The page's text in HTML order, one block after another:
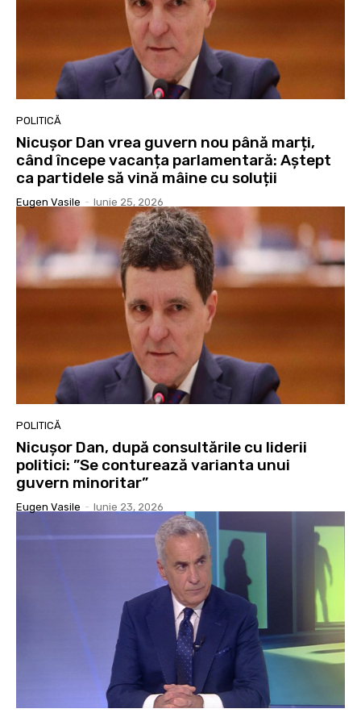
POLITICĂ
Nicușor Dan vrea guvern nou până marți,
când începe vacanța parlamentară: Aștept
ca partidele să vină mâine cu soluții
Eugen Vasile - Iunie 25, 2026
POLITICĂ
Nicușor Dan, după consultările cu liderii
politici: ”Se conturează varianta unui
guvern minoritar”
Eugen Vasile - Iunie 23, 2026